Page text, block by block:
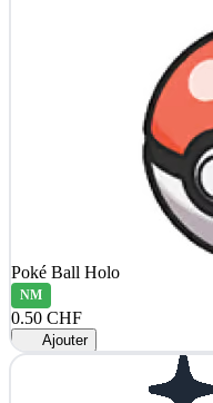
Poké Ball Holo
NM
0.50 CHF
Ajouter